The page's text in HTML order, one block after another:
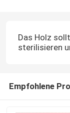
Das Holz
sterilisieren
Empfohlene